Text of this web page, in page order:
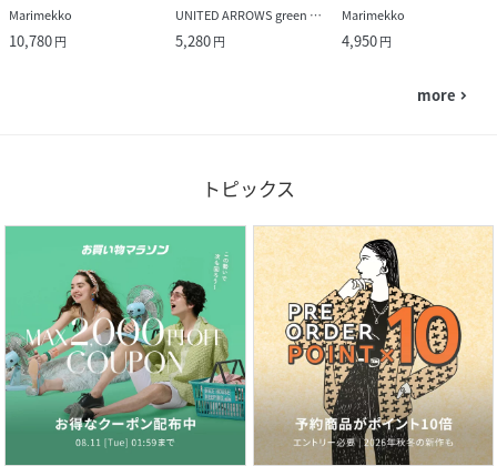
Marimekko
10,780円
UNITED ARROWS green label relaxing
5,280円
Marimekko
4,950円
more navigate_next
トピックス